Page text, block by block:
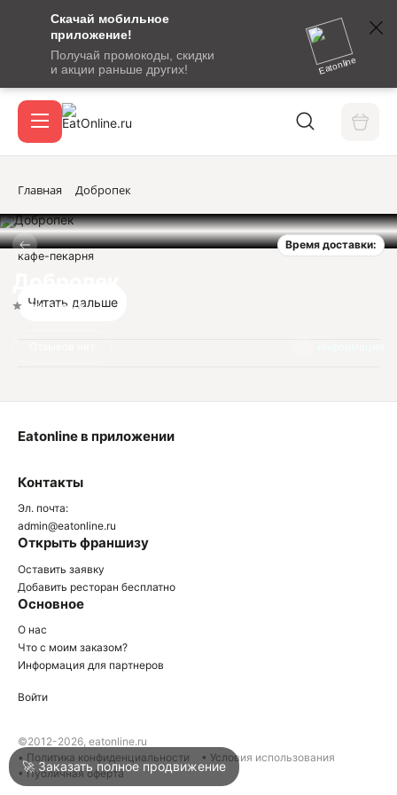
Скачай мобильное
приложение!
Получай промокоды, скидки
и акции раньше других!
Eatonline
сообщение
кодом
подтверждения
Вход / регистрация
Акции
Войти
Написать в техподдержку
Главная Добропек
Время доставки:
Нет оценок
кафе-пекарня
Читать дальше
Контакты
Эл. почта:
admin@eatonline.ru
Открыть франшизу
Оставить заявку
Добавить ресторан бесплатно
Основное
О нас
Что с моим заказом?
Информация для партнеров
Eatonline в приложении
Войти
©2012-2026, eatonline.ru
• Политика конфиденциальности
• Условия использования
• Публичная оферта
🚀 Заказать полное продвижение